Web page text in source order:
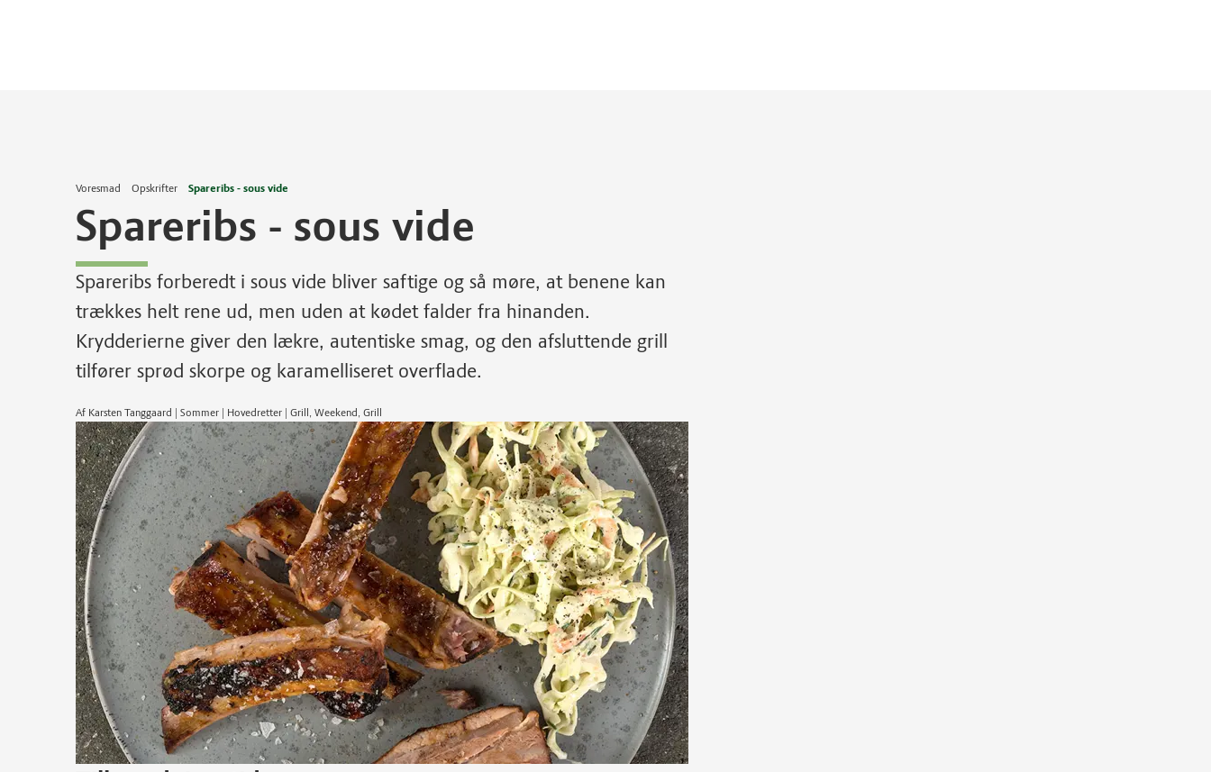
Voresmad Opskrifter Spareribs - sous vide
Spareribs - sous vide
Spareribs forberedt i sous vide bliver saftige og så møre, at benene kan
trækkes helt rene ud, men uden at kødet falder fra hinanden.
Krydderierne giver den lækre, autentiske smag, og den afsluttende grill
tilfører sprød skorpe og karamelliseret overflade.
Af Karsten Tanggaard | Sommer | Hovedretter | Grill, Weekend, Grill